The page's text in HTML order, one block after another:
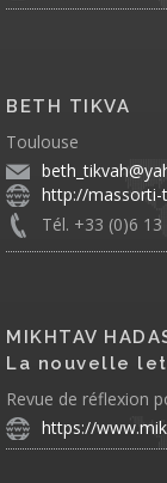
BETH TIKVA
Toulouse
http://
Tél. +33 (0)6
MIKHTAV
La nouvelle
Revue de réflexion
https://